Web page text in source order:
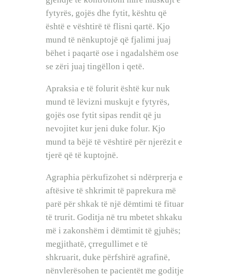
fytyrës, gojës dhe fytit, kështu që
është e vështirë të flisni qartë. Kjo
mund të nënkuptojë që fjalimi juaj
bëhet i paqartë ose i ngadalshëm ose
se zëri juaj tingëllon i qetë.
Apraksia e të folurit është kur nuk
mund të lëvizni muskujt e fytyrës,
gojës ose fytit sipas rendit që ju
nevojitet kur jeni duke folur. Kjo
mund ta bëjë të vështirë për njerëzit e
tjerë që të kuptojnë.
Agraphia përkufizohet si ndërprerja e
aftësive të shkrimit të paprekura më
parë për shkak të një dëmtimi të fituar
të trurit. Goditja në tru mbetet shkaku
më i zakonshëm i dëmtimit të gjuhës;
megjithatë, çrregullimet e të
shkruarit, duke përfshirë agrafinë,
nënvlerësohen te pacientët me goditje